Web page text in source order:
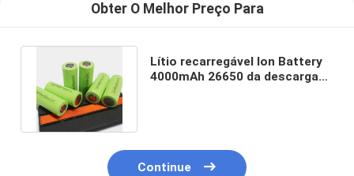
Obter O Melhor Preço Para
Lítio recarregável Ion Battery
4000mAh 26650 da descarga
Continue